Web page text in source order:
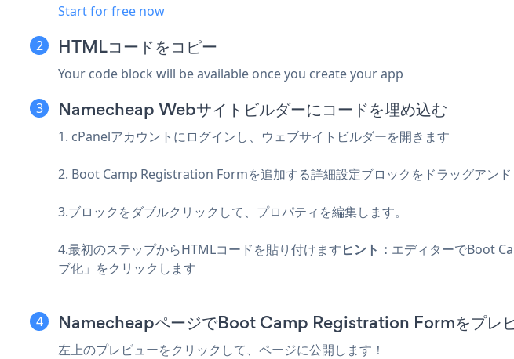
Start for free now
HTMLコードをコピー
Your code block will be available once you create your app
Namecheap Webサイトビルダーにコードを埋め込む
1. cPanelアカウントにログインし、ウェブサイトビルダーを開きます
2. Boot Camp Registration Formを追加する詳細設定ブロックをドラッグアンド
3.ブロックをダブルクリックして、プロパティを編集します。
4.最初のステップからHTMLコードを貼り付けますヒント： エディターでBoot
ブ化」をクリックします
NamecheapページでBoot Camp Registration Formをプレ
左上のプレビューをクリックして、ページに公開します！